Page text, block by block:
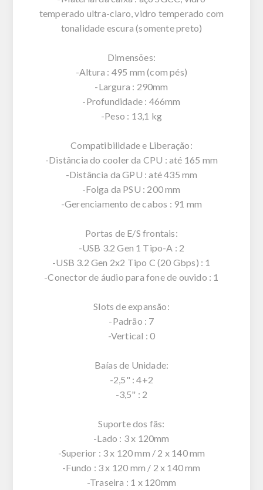
temperado ultra-claro, vidro temperado com
tonalidade escura (somente preto)
Dimensões:
-Altura : 495 mm (com pés)
-Largura : 290mm
-Profundidade : 466mm
-Peso : 13,1 kg
Compatibilidade e Liberação:
-Distância do cooler da CPU : até 165 mm
-Distância da GPU : até 435 mm
-Folga da PSU : 200 mm
-Gerenciamento de cabos : 91 mm
Portas de E/S frontais:
-USB 3.2 Gen 1 Tipo-A : 2
-USB 3.2 Gen 2x2 Tipo C (20 Gbps) : 1
-Conector de áudio para fone de ouvido : 1
Slots de expansão:
-Padrão : 7
-Vertical : 0
Baías de Unidade:
-2,5" : 4+2
-3,5" : 2
Suporte dos fãs:
-Lado : 3 x 120mm
-Superior : 3 x 120 mm / 2 x 140 mm
-Fundo : 3 x 120 mm / 2 x 140 mm
-Traseira : 1 x 120mm